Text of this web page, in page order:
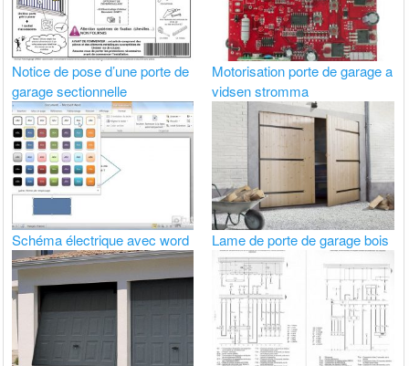
Notice de pose d’une porte de
garage sectionnelle
Motorisation porte de garage a
vidsen stromma
Schéma électrique avec word Lame de porte de garage bois